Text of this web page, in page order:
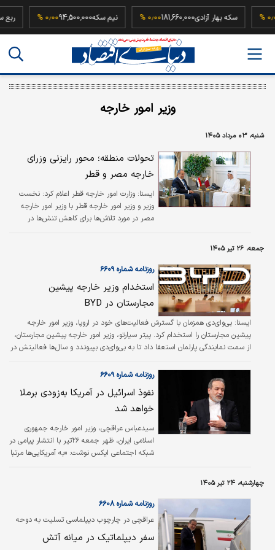
سکه بهار آزادی181,660,000 نیم سکه94,500,000
وزیر امور خارجه
شنبه، ۰۳ مرداد ۱۴۰۵
تحولات منطقه؛ محور رایزنی وزرای
خارجه مصر و قطر
ايسنا: وزارت امور خارجه قطر اعلام کرد: نخست
وزیر و وزیر امور خارجه قطر با وزیر امور خارجه
مصر در مورد تلاش‌ها برای کاهش تنش‌ها در
جمعه، ۲۶ تیر ۱۴۰۵
روزنامه شماره ۶۶۰۹
استخدام وزیر خارجه پیشین
مجارستان در BYD
ایسنا: بی‌وای‌دی همزمان با گسترش فعالیت‌های خود در اروپا، وزیر امور خارجه
پیشین مجارستان را استخدام کرد. پیتر سیارتو، وزیر امور خارجه پیشین مجارستان،
از سمت نمایندگی پارلمان استعفا داد تا به بی‌وای‌دی بپیوندد و سال‌ها فعالیتش در
خودروساز چینی تبدیل کند. سیارتو در پستی در فیس‌بوک اعلام کرد که سمتی
بین‌المللی در بی‌وای‌دی پذیرفته و بر روابط خارجی این خودروساز و توسعه حوزه‌های
جدید کسب‌وکار نظارت خواهد کرد. وی در…
روزنامه شماره ۶۶۰۹
نفوذ اسرائیل در آمریکا به‌زودی برملا
خواهد شد
سیدعباس عراقچی، وزیر امور خارجه جمهوری
اسلامی ایران، ظهر جمعه ۲۶تیر با انتشار پیامی در
شبکه اجتماعی ایکس نوشت: «به آمریکایی‌ها مرتبا
بی‌فرجامی که حتما پیروزی در آن نخواهد بود، چه
می‌توان گفت؟ بدتر از آن، اسرائیل از پول
مالیات‌دهندگان آمریکایی استفاده می‌کند تا هر
صدای منتقدی را در داخل ایالات متحده خاموش
چهارشنبه، ۲۴ تیر ۱۴۰۵
عراقچی در چارچوب دیپلماسی تسلیت به دوحه
روزنامه شماره ۶۶۰۸
سفر دیپلماتیک در میانه آتش